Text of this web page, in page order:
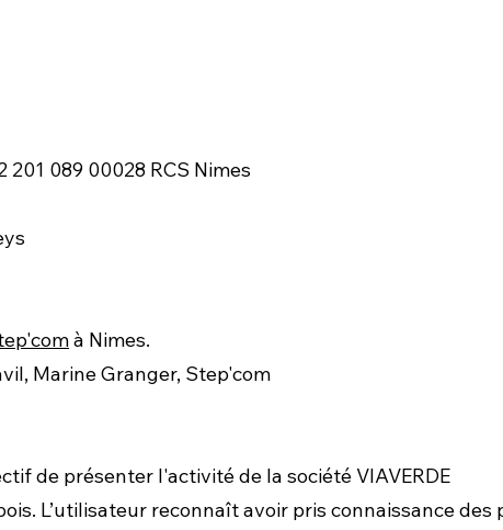
089 00028 RCS Nimes
à Nimes.
Marine Granger, Step'com
de présenter l'activité de la société VIAVERDE
L’utilisateur reconnaît avoir pris connaissance des